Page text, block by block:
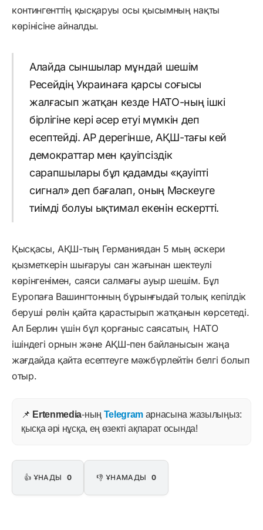
контингенттің қысқаруы осы қысымның нақты
көрінісіне айналды.
Алайда сыншылар мұндай шешім
Ресейдің Украинаға қарсы соғысы
жалғасып жатқан кезде НАТО-ның ішкі
бірлігіне кері әсер етуі мүмкін деп
есептейді. AP дерегінше, АҚШ-тағы кей
демократтар мен қауіпсіздік
сарапшылары бұл қадамды «қауіпті
сигнал» деп бағалап, оның Мәскеуге
тиімді болуы ықтимал екенін ескертті.
Қысқасы, АҚШ-тың Германиядан 5 мың әскери
қызметкерін шығаруы сан жағынан шектеулі
көрінгенімен, саяси салмағы ауыр шешім. Бұл
Еуропаға Вашингтонның бұрынғыдай толық кепілдік
беруші рөлін қайта қарастырып жатқанын көрсетеді.
Ал Берлин үшін бұл қорғаныс саясатын, НАТО
ішіндегі орнын және АҚШ-пен байланысын жаңа
жағдайда қайта есептеуге мәжбүрлейтін белгі болып
отыр.
📌 Ertenmedia-ның Telegram арнасына жазылыңыз:
қысқа әрі нұсқа, ең өзекті ақпарат осында!
👍 ҰНАДЫ 0 👎 ҰНАМАДЫ 0